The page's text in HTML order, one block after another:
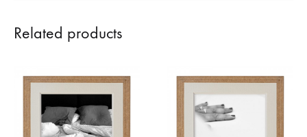
Related products